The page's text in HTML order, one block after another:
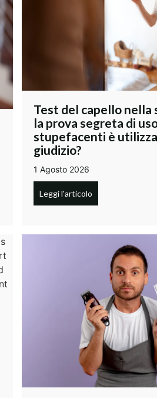
Test del capello nella
la prova segreta di
stupefacenti è
giudizio?
1 Agosto 2026
Leggi l'articolo